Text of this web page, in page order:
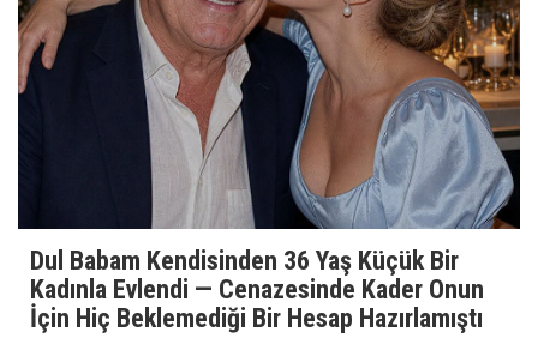
Dul Babam Kendisinden 36 Yaş Küçük Bir
Kadınla Evlendi — Cenazesinde Kader Onun
İçin Hiç Beklemediği Bir Hesap Hazırlamıştı